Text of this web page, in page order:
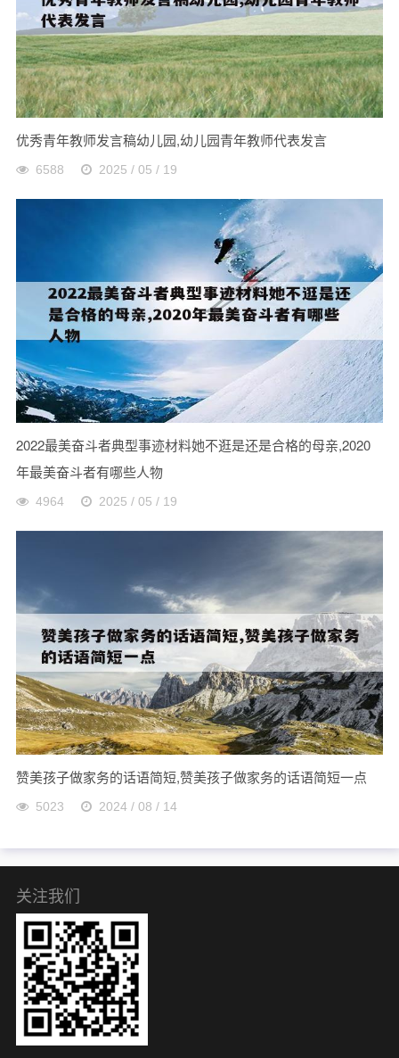
优秀青年教师发言稿幼儿园,幼儿园青年教师代表发言
6588 2025 / 05 / 19
2022最美奋斗者典型事迹材料她不逛是还是合格的母亲,2020
年最美奋斗者有哪些人物
4964 2025 / 05 / 19
赞美孩子做家务的话语简短,赞美孩子做家务的话语简短一点
5023 2024 / 08 / 14
关注我们